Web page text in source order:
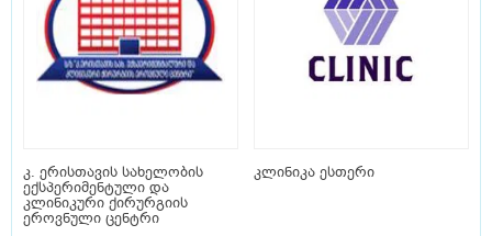
კ. ერისთავის სახელობის
ექსპერიმენტული და
კლინიკური ქირურგიის
ეროვნული ცენტრი
კლინიკა ესთერი